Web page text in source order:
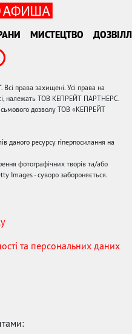
МИСТЕЦТВО
права захищені. Усі права на
належать ТОВ КЕПРЕЙТ ПАРТНЕРС.
дозволу ТОВ «КЕПРЕЙТ
даного ресурсу гіперпосилання на
фотографічних творів та/або
Images - суворо забороняється.
та персональних даних